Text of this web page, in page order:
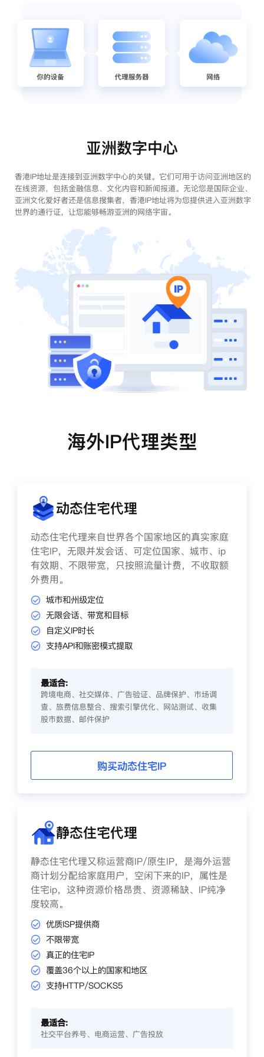
亚洲数字中心
香港IP地址是连接到亚洲数字中心的关键。它们可用于访问亚洲地区的
在线资源，包括金融信息、文化内容和新闻报道。无论您是国际企业、
亚洲文化爱好者还是信息搜集者，香港IP地址将为您提供进入亚洲数字
世界的通行证，让您能够畅游亚洲的网络宇宙。
海外IP代理类型
动态住宅代理
动态住宅代理来自世界各个国家地区的真实家庭
住宅IP，无限并发会话、可定位国家、城市、ip
有效期、不限带宽，只按照流量计费，不收取额
外费用。
城市和州级定位
无限会话、带宽和目标
自定义IP时长
支持API和账密模式提取
最适合:
跨境电商、社交媒体、广告验证、品牌保护、市场调
查、旅费信息整合、搜索引擎优化、网站测试、收集
股市数据、邮件保护
购买动态住宅IP
静态住宅代理
静态住宅代理又称运营商IP/原生IP，是海外运营
商计划分配给家庭用户，空闲下来的IP，属性是
住宅ip，这种资源价格昂贵、资源稀缺、IP纯净
度较高。
优质ISP提供商
不限带宽
真正的住宅IP
覆盖36个以上的国家和地区
支持HTTP/SOCKS5
最适合:
社交平台养号、电商运营、广告投放